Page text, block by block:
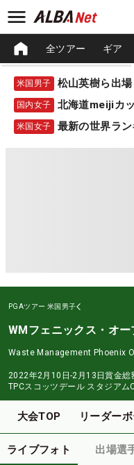
全ツアー ギア
米国男子
国内女子 北海道meijiカ
米国女子 最新の世界ラ
PGAツアー 米国男子
WMフェニックス・オー
Waste Management Phoenix
2022年2月10日-2月13日賞金総
TPCスコッツデール スタジアム
大会TOP リーダー
ライブフォト 出場選